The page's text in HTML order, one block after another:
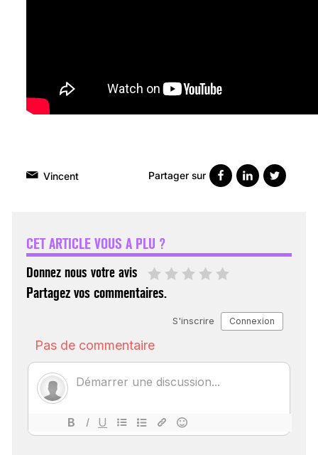
Vincent Partager sur
CET ARTICLE VOUS A PLU ?
Donnez nous votre avis
Partagez vos commentaires.
ÉCHO : DES IMAGES
POUR TOUTES LES
18 juil 2022